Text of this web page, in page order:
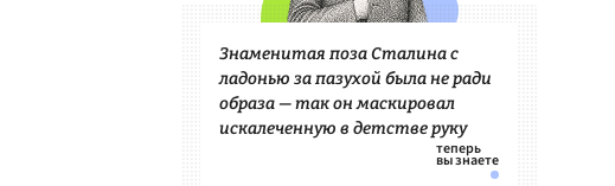
Знаменитая поза Сталина с
ладонью за пазухой была не ради
образа — так он маскировал
искалеченную в детстве руку